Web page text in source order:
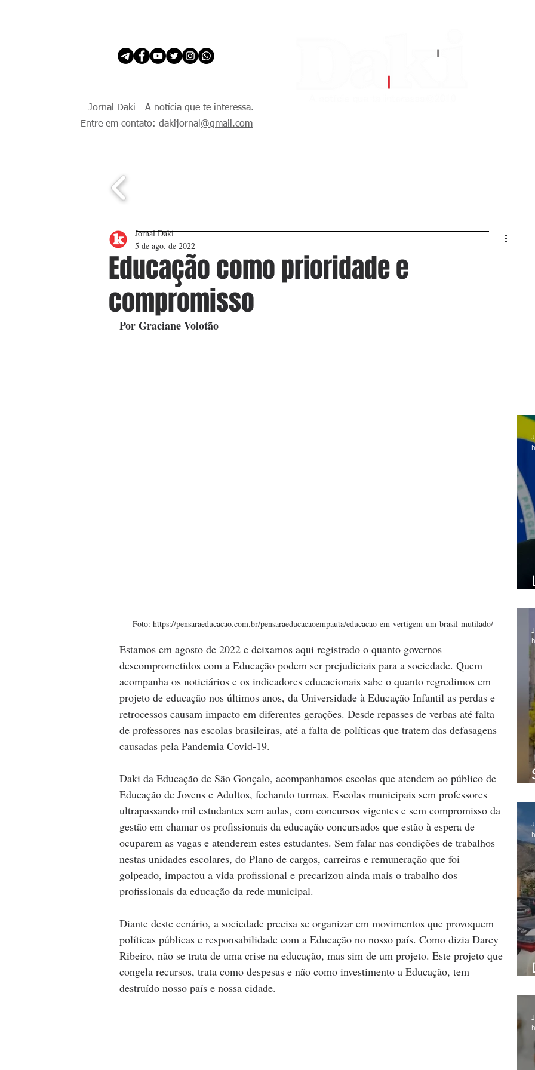
Jornal Daki - A notícia que te interessa.
Entre em contato: dakijornal @gmail.com
Educação como prioridade e
compromisso
Jornal Daki
5 de ago. de 2022
Por Graciane Volotão
Foto: https://pensaraeducacao.com.br/pensaraeducacaoempauta/educacao-em-vertigem-um-brasil-mutilado/
Estamos em agosto de 2022 e deixamos aqui registrado o quanto governos
descomprometidos com a Educação podem ser prejudiciais para a sociedade. Quem
acompanha os noticiários e os indicadores educacionais sabe o quanto regredimos em
projeto de educação nos últimos anos, da Universidade à Educação Infantil as perdas e
retrocessos causam impacto em diferentes gerações. Desde repasses de verbas até falta
de professores nas escolas brasileiras, até a falta de políticas que tratem das defasagens
causadas pela Pandemia Covid-19.
Daki da Educação de São Gonçalo, acompanhamos escolas que atendem ao público de
Educação de Jovens e Adultos, fechando turmas. Escolas municipais sem professores
ultrapassando mil estudantes sem aulas, com concursos vigentes e sem compromisso da
gestão em chamar os profissionais da educação concursados que estão à espera de
ocuparem as vagas e atenderem estes estudantes. Sem falar nas condições de trabalhos
nestas unidades escolares, do Plano de cargos, carreiras e remuneração que foi
golpeado, impactou a vida profissional e precarizou ainda mais o trabalho dos
profissionais da educação da rede municipal.
Diante deste cenário, a sociedade precisa se organizar em movimentos que provoquem
políticas públicas e responsabilidade com a Educação no nosso país. Como dizia Darcy
Ribeiro, não se trata de uma crise na educação, mas sim de um projeto. Este projeto que
congela recursos, trata como despesas e não como investimento a Educação, tem
destruído nosso país e nossa cidade.